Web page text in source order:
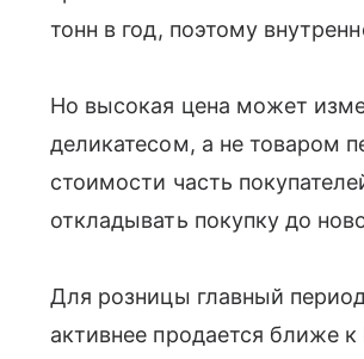
тонн в год, поэтому
Но высокая цена может
деликатесом, а не товаром
стоимости часть
откладывать покупку до
Для розницы главный
активнее продается ближе